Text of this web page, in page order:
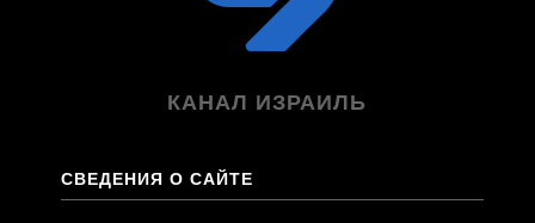
КАНАЛ ИЗРАИЛЬ
СВЕДЕНИЯ О САЙТЕ